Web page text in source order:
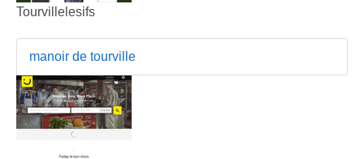
Tourvillelesifs
manoir de tourville